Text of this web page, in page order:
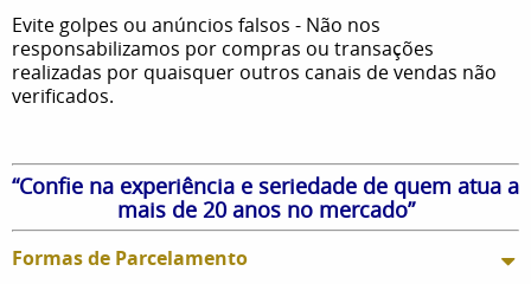
Evite golpes ou anúncios falsos - Não nos
responsabilizamos por compras ou transações
realizadas por quaisquer outros canais de vendas não
verificados.
“Confie na experiência e seriedade de quem atua a
mais de 20 anos no mercado”
Formas de Parcelamento